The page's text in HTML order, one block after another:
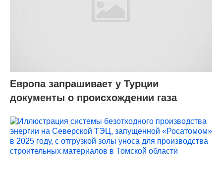
Европа запрашивает у Турции
документы о происхождении газа